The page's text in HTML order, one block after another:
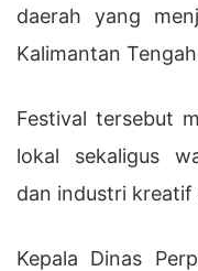
daerah yang
Kalimantan
Festival tersebut
lokal sekaligus
dan industri kreatif
Kepala Dinas